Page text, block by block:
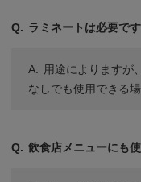
ラミネートは必要で
用途によりますが
なしでも使用できる
飲食店メニューにも